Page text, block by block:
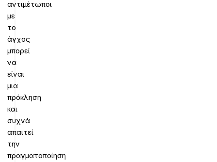
αντιμέτωποι
με
το
άγχος
μπορεί
να
είναι
μια
πρόκληση
και
συχνά
απαιτεί
την
πραγματοποίηση